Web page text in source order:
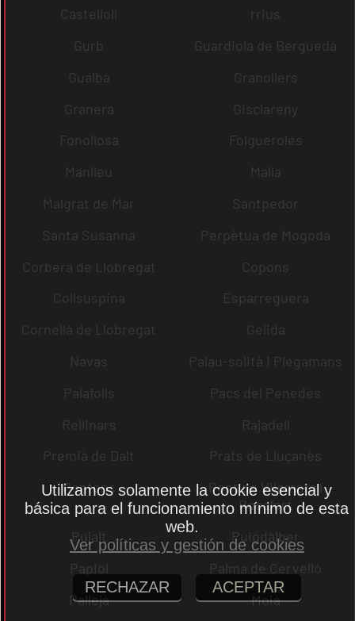
Castellolí
rrius
Gurb
Guardiola de Berguedà
Gualba
Granollers
Granera
Gisclareny
Fonollosa
Folgueroles
Manlleu
Malla
Malgrat de Mar
Santpedor
Santa Susanna
Perpètua de Mogoda
Corbera de Llobregat
Copons
Collsuspina
Esparreguera
Cornellà de Llobregat
Gelida
Navas
Palau-solità i Plegamans
Palafolls
Pacs del Penedès
Rellinars
Rajadell
Premià de Dalt
Prats de Lluçanès
Pontons
Pont de Vilomara i
Rocafort
Pujalt
Puigdàlber
Papiol
Palma de Cervelló
Pallejà
Moià
Utilizamos solamente la cookie esencial y
básica para el funcionamiento mínimo de esta
web.
Ver políticas y gestión de cookies
RECHAZAR ACEPTAR